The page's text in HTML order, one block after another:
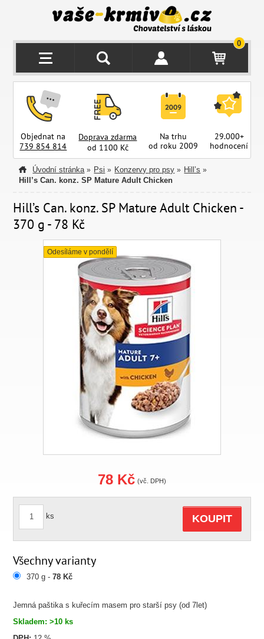
0
Objednat na
739 854 814
Doprava zdarma
od 1100 Kč
Na trhu
od roku 2009
29.000+
hodnocení
Úvodní stránka » Psi » Konzervy pro psy » Hill’s »
Hill’s Can. konz. SP Mature Adult Chicken
Hill’s Can. konz. SP Mature Adult Chicken -
370 g - 78 Kč
Odesíláme v pondělí
Jemná paštika s kuřecím masem pro starší psy (od 7let)
Skladem: >10 ks
78 Kč (vč. DPH)
ks KOUPIT
Všechny varianty
370 g -78 Kč